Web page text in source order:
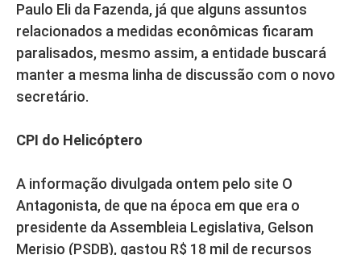
Paulo Eli da Fazenda, já que alguns assuntos
relacionados a medidas econômicas ficaram
paralisados, mesmo assim, a entidade buscará
manter a mesma linha de discussão com o novo
secretário.
CPI do Helicóptero
A informação divulgada ontem pelo site O
Antagonista, de que na época em que era o
presidente da Assembleia Legislativa, Gelson
Merisio (PSDB), gastou R$ 18 mil de recursos